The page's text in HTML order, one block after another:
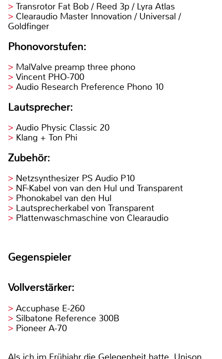
Transrotor Fat Bob / Reed 3p / Lyra Atlas
Clearaudio Master Innovation / Universal /
Goldfinger
Phonovorstufen:
MalValve preamp three phono
Vincent PHO-700
Audio Research Preference Phono 10
Lautsprecher:
Audio Physic Classic 20
Klang + Ton Phi
Zubehör:
Netzsynthesizer PS Audio P10
NF-Kabel von van den Hul und Transparent
Phonokabel van den Hul
Lautsprecherkabel von Transparent
Plattenwaschmaschine von Clearaudio
Gegenspieler
Vollverstärker:
Accuphase E-260
Silbatone Reference 300B
Pioneer A-70